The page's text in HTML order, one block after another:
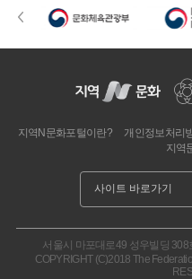
지역N문화포털이란? 개인정보처리
지역
서울시 마포대로49 성우빌딩 308
COPYRIGHT (C)2018 The